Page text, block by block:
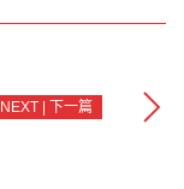
NEXT | 下一篇